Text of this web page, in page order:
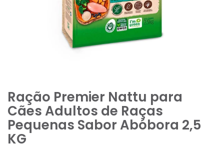
Ração Premier Nattu para
Cães Adultos de Raças
Pequenas Sabor Abóbora 2,5
KG